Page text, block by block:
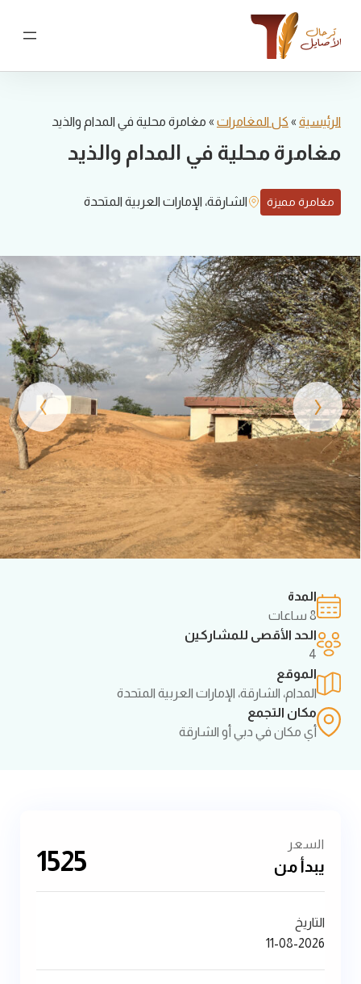
المحتوى
الرئيسية » كل المغامرات » مغامرة محلية في المدام والذيد
مغامرة محلية في المدام والذيد
مغامرة مميزة الشارقة، الإمارات العربية المتحدة
‹
›
المدة
8 ساعات
الحد الأقصى للمشاركين
4
الموقع
المدام، الشارقة، الإمارات العربية المتحدة
مكان التجمع
أي مكان في دبي أو الشارقة
السعر
يبدأ من AED
1525
التاريخ